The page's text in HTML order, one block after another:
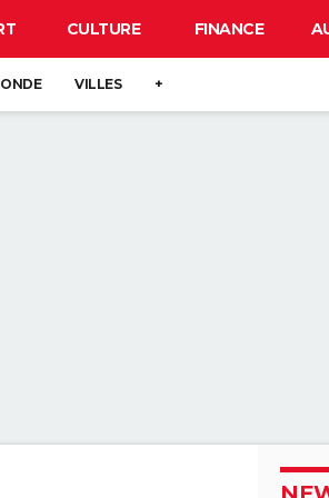
CULTURE FINANCE
VILLES +